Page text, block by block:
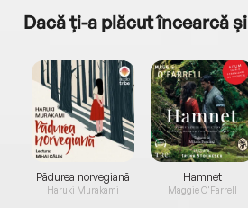
Dacă ți-a plăcut încearcă și
Pădurea norvegiană
Haruki Murakami
Hamnet
Maggie O'Farrell